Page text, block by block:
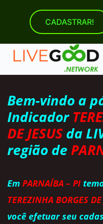
r
c
o
n
t
e
ú
d
CADASTRAR!
Bem-vindo a
Indicador
DE JESUS da
região de
Em PARNAÍBA – PI
TEREZINHA BORGES DE
você efetuar seu